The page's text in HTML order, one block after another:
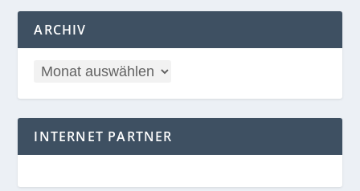
ARCHIV
INTERNET PARTNER